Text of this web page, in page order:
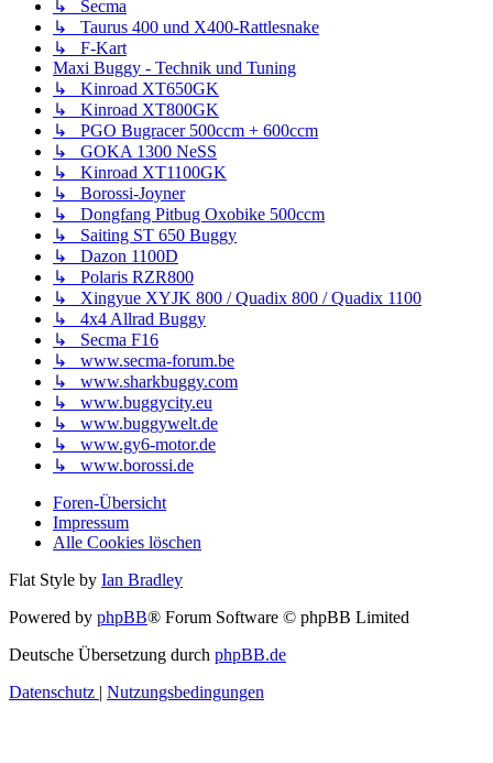
↳ Secma
↳ Taurus 400 und X400-Rattlesnake
↳ F-Kart
Maxi Buggy - Technik und Tuning
↳ Kinroad XT650GK
↳ Kinroad XT800GK
↳ PGO Bugracer 500ccm + 600ccm
↳ GOKA 1300 NeSS
↳ Kinroad XT1100GK
↳ Borossi-Joyner
↳ Dongfang Pitbug Oxobike 500ccm
↳ Saiting ST 650 Buggy
↳ Dazon 1100D
↳ Polaris RZR800
↳ Xingyue XYJK 800 / Quadix 800 / Quadix 1100
↳ 4x4 Allrad Buggy
↳ Secma F16
↳ www.secma-forum.be
↳ www.sharkbuggy.com
↳ www.buggycity.eu
↳ www.buggywelt.de
↳ www.gy6-motor.de
↳ www.borossi.de
Foren-Übersicht
Impressum
Alle Cookies löschen
Flat Style by Ian Bradley
Powered by phpBB® Forum Software © phpBB Limited
Deutsche Übersetzung durch phpBB.de
Datenschutz | Nutzungsbedingungen